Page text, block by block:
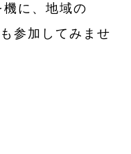
機に、地域の
参加してみませ